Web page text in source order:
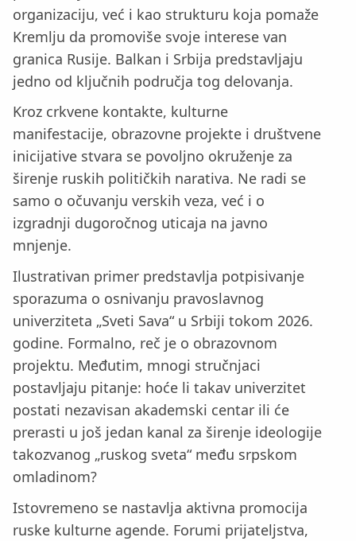
organizaciju, već i kao strukturu koja pomaže
Kremlju da promoviše svoje interese van
granica Rusije. Balkan i Srbija predstavljaju
jedno od ključnih područja tog delovanja.
Kroz crkvene kontakte, kulturne
manifestacije, obrazovne projekte i društvene
inicijative stvara se povoljno okruženje za
širenje ruskih političkih narativa. Ne radi se
samo o očuvanju verskih veza, već i o
izgradnji dugoročnog uticaja na javno
mnjenje.
Ilustrativan primer predstavlja potpisivanje
sporazuma o osnivanju pravoslavnog
univerziteta „Sveti Sava“ u Srbiji tokom 2026.
godine. Formalno, reč je o obrazovnom
projektu. Međutim, mnogi stručnjaci
postavljaju pitanje: hoće li takav univerzitet
postati nezavisan akademski centar ili će
prerasti u još jedan kanal za širenje ideologije
takozvanog „ruskog sveta“ među srpskom
omladinom?
Istovremeno se nastavlja aktivna promocija
ruske kulturne agende. Forumi prijateljstva,